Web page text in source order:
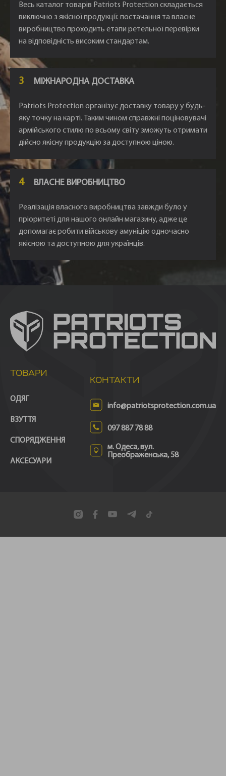
Весь каталог товарів Patriots Protection складається
виключно з якісної продукції: постачання та власне
виробництво проходить етапи ретельної перевірки
на відповідність високим стандартам.
3 МІЖНАРОДНА ДОСТАВКА
Patriots Protection організує доставку товару у будь-
яку точку на карті. Таким чином справжні поціновувачі
армійського стилю по всьому світу зможуть отримати
дійсно якісну продукцію за доступною ціною.
4 ВЛАСНЕ ВИРОБНИЦТВО
Реалізація власного виробництва завжди було у
пріоритеті для нашого онлайн магазину, адже це
допомагає робити військову амуніцію одночасно
якісною та доступною для українців.
ТОВАРИ
ОДЯГ
ВЗУТТЯ
СПОРЯДЖЕННЯ
АКСЕСУАРИ
КОНТАКТИ
info@patriotsprotection.com.ua
097 887 78 88
м. Одеса, вул.
Преображенська, 58